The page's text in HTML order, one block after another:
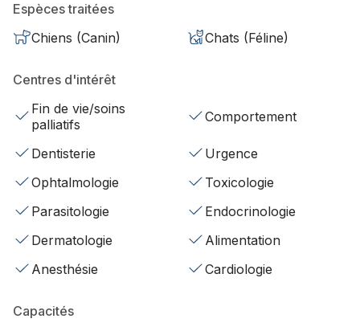
Espèces traitées
Chiens (Canin)
Chats (Féline)
Centres d'intérêt
Fin de vie/soins
palliatifs
Comportement
Dentisterie
Urgence
Ophtalmologie
Toxicologie
Parasitologie
Endocrinologie
Dermatologie
Alimentation
Anesthésie
Cardiologie
Capacités